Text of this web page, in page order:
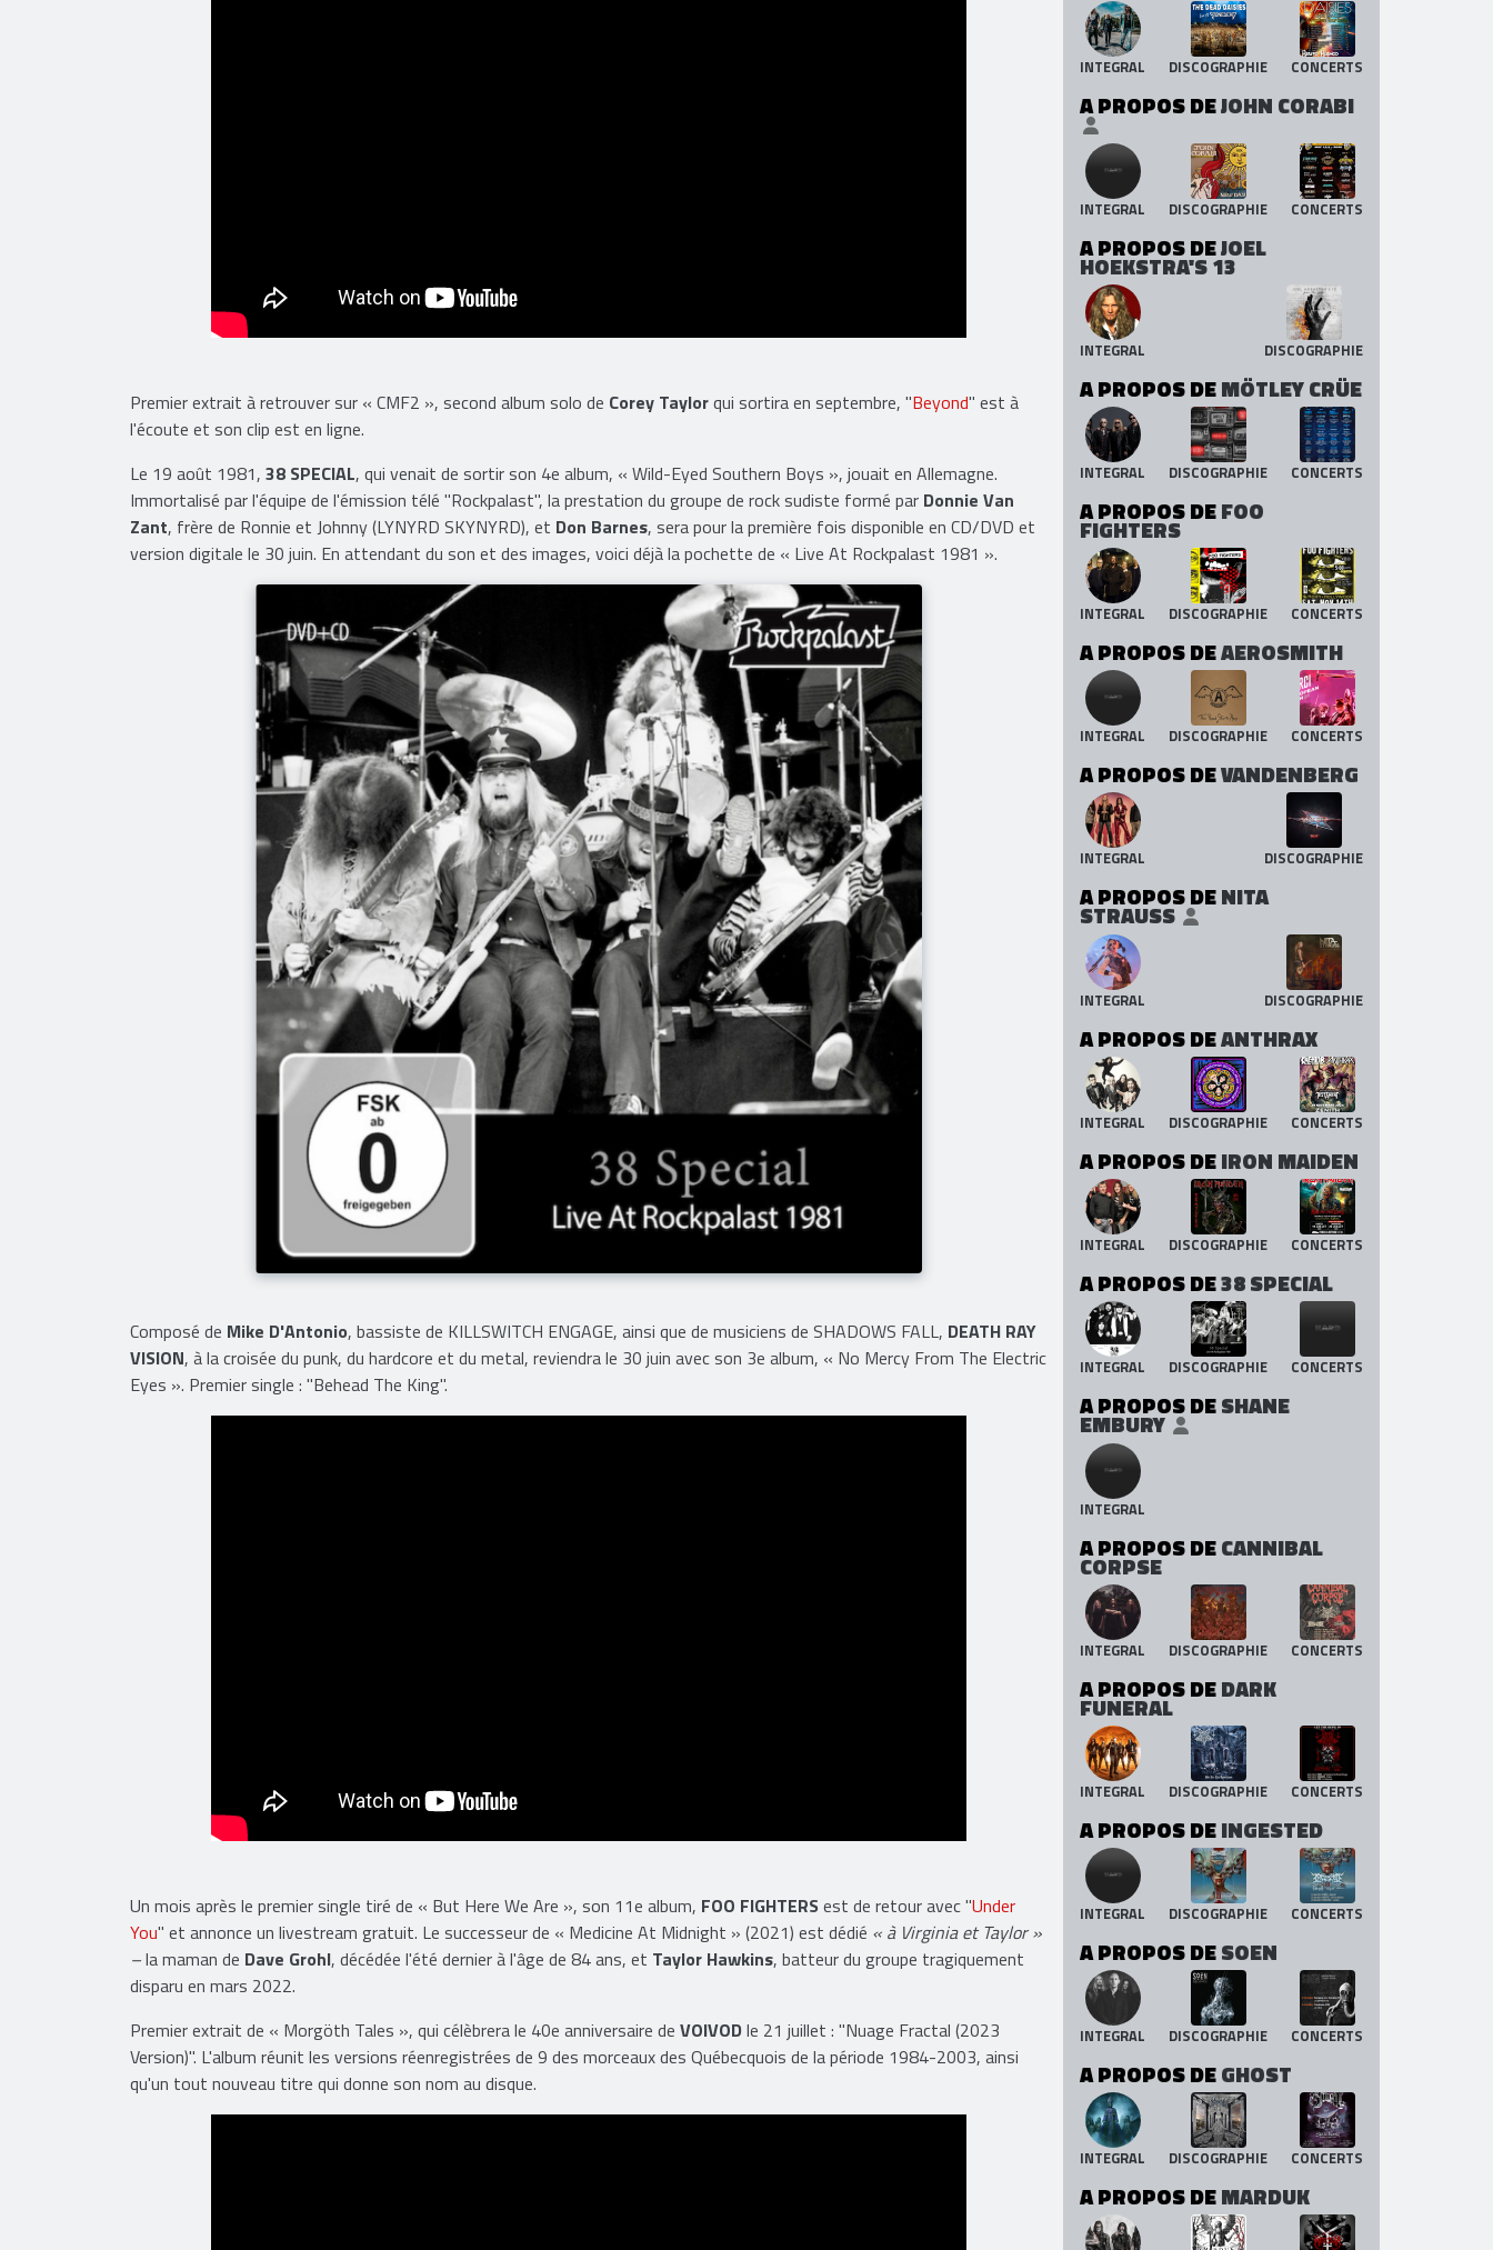
Premier extrait à retrouver sur « CMF2 », second album solo de Corey Taylorqui sortira en septembre, "Beyond" est à
l'écoute et son clip est en ligne.
Le 19 août 1981, 38 SPECIAL, qui venait de sortir son 4e album, « Wild-Eyed Southern Boys », jouait en Allemagne.
Immortalisé par l'équipe de l'émission télé "Rockpalast", la prestation du groupe de rock sudiste formé par Donnie Van
Zant, frère de Ronnie et Johnny (LYNYRD SKYNYRD), et Don Barnes, sera pour la première fois disponible en CD/DVD et
version digitale le 30 juin. En attendant du son et des images, voici déjà la pochette de « Live At Rockpalast 1981 ».
Composé de Mike D'Antonio, bassiste de KILLSWITCH ENGAGE, ainsi que de musiciens de SHADOWS FALL, DEATH RAY
VISION, à la croisée du punk, du hardcore et du metal, reviendra le 30 juin avec son 3e album, « No Mercy From The Electric
Eyes ». Premier single : "Behead The King".
Un mois après le premier single tiré de « But Here We Are », son 11e album, FOO FIGHTERSest de retour avec "Under
You" et annonce un livestream gratuit. Le successeur de « Medicine At Midnight » (2021) est dédié « à Virginia et Taylor »
–la maman de Dave Grohl, décédée l'été dernier à l'âge de 84 ans, et Taylor Hawkins, batteur du groupe tragiquement
disparu en mars 2022.
Premier extrait de « Morgöth Tales », qui célèbrera le 40e anniversaire de VOIVODle 21 juillet : "Nuage Fractal (2023
Version)". L'album réunit les versions réenregistrées de 9 des morceaux des Québecquois de la période 1984-2003, ainsi
qu'un tout nouveau titre qui donne son nom au disque.
INTEGRAL DISCOGRAPHIE CONCERTS
A PROPOS DEJOHN CORABI
INTEGRAL DISCOGRAPHIE CONCERTS
A PROPOS DEJOEL
HOEKSTRA'S 13
INTEGRAL DISCOGRAPHIE
A PROPOS DEMÖTLEY CRÜE
INTEGRAL DISCOGRAPHIE CONCERTS
A PROPOS DEFOO
FIGHTERS
INTEGRAL DISCOGRAPHIE CONCERTS
A PROPOS DEAEROSMITH
INTEGRAL DISCOGRAPHIE CONCERTS
A PROPOS DEVANDENBERG
INTEGRAL DISCOGRAPHIE
A PROPOS DENITA
STRAUSS
INTEGRAL DISCOGRAPHIE
A PROPOS DEANTHRAX
INTEGRAL DISCOGRAPHIE CONCERTS
A PROPOS DEIRON MAIDEN
INTEGRAL DISCOGRAPHIE CONCERTS
A PROPOS DE38 SPECIAL
INTEGRAL DISCOGRAPHIE CONCERTS
A PROPOS DESHANE
EMBURY
INTEGRAL
A PROPOS DECANNIBAL
CORPSE
INTEGRAL DISCOGRAPHIE CONCERTS
A PROPOS DEDARK
FUNERAL
INTEGRAL DISCOGRAPHIE CONCERTS
A PROPOS DEINGESTED
INTEGRAL DISCOGRAPHIE CONCERTS
A PROPOS DESOEN
INTEGRAL DISCOGRAPHIE CONCERTS
A PROPOS DEGHOST
INTEGRAL DISCOGRAPHIE CONCERTS
A PROPOS DEMARDUK